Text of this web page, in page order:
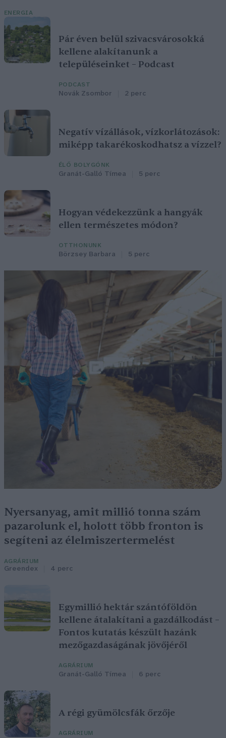
ENERGIA
Pár éven belül szivacsvárosokká
kellene alakítanunk a
településeinket – Podcast
PODCAST
Novák Zsombor 2 perc
Negatív vízállások, vízkorlátozások:
miképp takarékoskodhatsz a vízzel?
ÉLŐ BOLYGÓNK
Granát-Galló Tímea 5 perc
Hogyan védekezzünk a hangyák
ellen természetes módon?
OTTHONUNK
Börzsey Barbara 5 perc
Nyersanyag, amit millió tonna szám
pazarolunk el, holott több fronton is
segíteni az élelmiszertermelést
AGRÁRIUM
Greendex 4 perc
Egymillió hektár szántóföldön
kellene átalakítani a gazdálkodást –
Fontos kutatás készült hazánk
mezőgazdaságának jövőjéről
AGRÁRIUM
Granát-Galló Tímea 6 perc
A régi gyümölcsfák őrzője
AGRÁRIUM